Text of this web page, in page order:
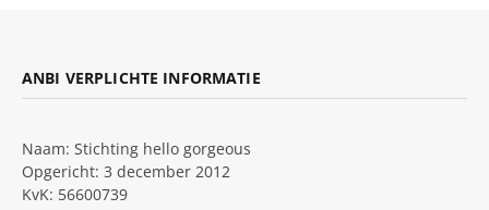
ANBI VERPLICHTE INFORMATIE
Naam: Stichting hello gorgeous
Opgericht: 3 december 2012
KvK: 56600739